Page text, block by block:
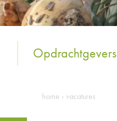
Opdrachtgevers
home › vacatures